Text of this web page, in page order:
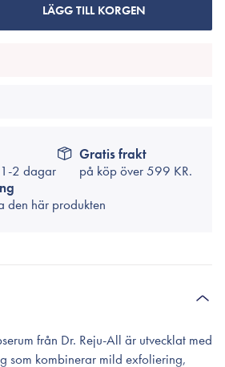
LÄGG TILL KORGEN
1-2 dagar
Gratis frakt
på köp över599 KR.
den här produkten
från Dr. Reju-All är utvecklat med
som kombinerar mild exfoliering,